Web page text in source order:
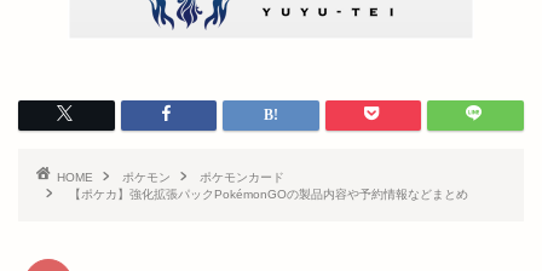
HOME ポケモン
ポケモンカード
【ポケカ】強化拡張パックPokémonGOの製品内容や予約情報などまとめ